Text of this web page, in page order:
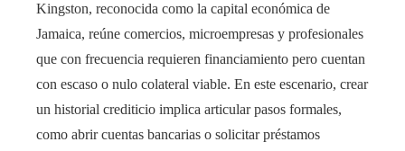
Kingston, reconocida como la capital económica de
Jamaica, reúne comercios, microempresas y profesionales
que con frecuencia requieren financiamiento pero cuentan
con escaso o nulo colateral viable. En este escenario, crear
un historial crediticio implica articular pasos formales,
como abrir cuentas bancarias o solicitar préstamos